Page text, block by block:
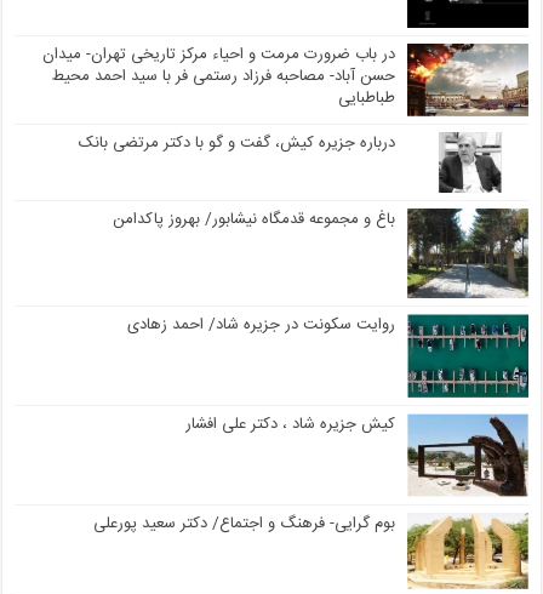
در باب ضرورت مرمت و احیاء مرکز تاریخی تهران- میدان
حسن آباد- مصاحبه فرزاد رستمی فر با سید احمد محیط
طباطبایی
درباره جزیره کیش، گفت و گو با دکتر مرتضی بانک
باغ و مجموعه قدمگاه نیشابور/ بهروز پاکدامن
روایت سکونت در جزیره شاد/ احمد زهادی
کیش جزیره شاد ، دکتر علی افشار
بوم گرایی- فرهنگ و اجتماع/ دکتر سعید پورعلی